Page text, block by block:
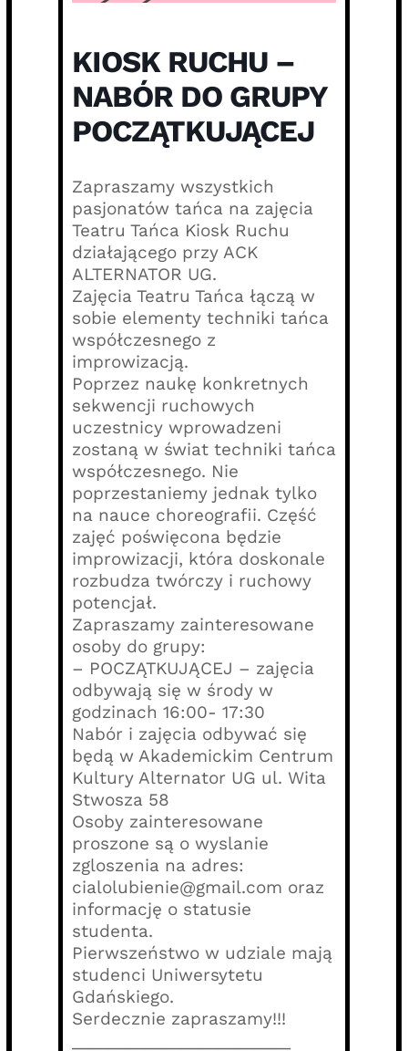
KIOSK RUCHU –
NABÓR DO GRUPY
POCZĄTKUJĄCEJ
Zapraszamy wszystkich
pasjonatów tańca na zajęcia
Teatru Tańca Kiosk Ruchu
działającego przy ACK
ALTERNATOR UG.
Zajęcia Teatru Tańca łączą w
sobie elementy techniki tańca
współczesnego z
improwizacją.
Poprzez naukę konkretnych
sekwencji ruchowych
uczestnicy wprowadzeni
zostaną w świat techniki tańca
współczesnego. Nie
poprzestaniemy jednak tylko
na nauce choreografii. Część
zajęć poświęcona będzie
improwizacji, która doskonale
rozbudza twórczy i ruchowy
potencjał.
Zapraszamy zainteresowane
osoby do grupy:
– POCZĄTKUJĄCEJ – zajęcia
odbywają się w środy w
godzinach 16:00- 17:30
Nabór i zajęcia odbywać się
będą w Akademickim Centrum
Kultury Alternator UG ul. Wita
Stwosza 58
Osoby zainteresowane
proszone są o wyslanie
zgloszenia na adres:
cialolubienie@gmail.com oraz
informację o statusie
studenta.
Pierwszeństwo w udziale mają
studenci Uniwersytetu
Gdańskiego.
Serdecznie zapraszamy!!!